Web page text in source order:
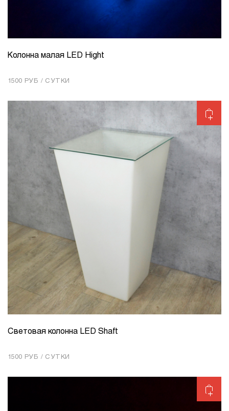
КОЛИЧЕСТВО 1
Колонна малая LED Hight
1500 РУБ / СУТКИ
КОЛИЧЕСТВО 1
Световая колонна LED Shaft
1500 РУБ / СУТКИ